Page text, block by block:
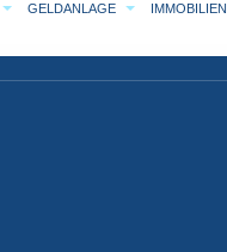
GELDANLAGE IMMOBILIEN